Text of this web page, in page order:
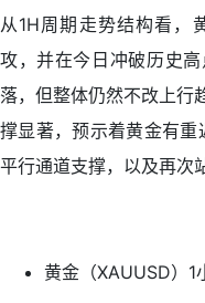
从1H周期走势结构看，
攻，并在今日冲破历史
落，但整体仍然不改上行
撑显著，预示着黄金有
平行通道支撑，以及再次
黄金（XAUUSD）1